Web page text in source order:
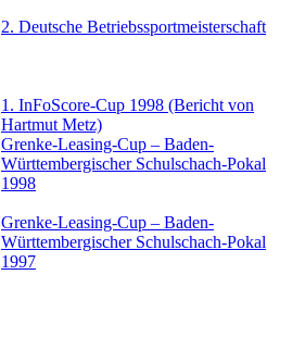
2. Deutsche Betriebssportmeisterschaft
1. InFoScore-Cup 1998 (Bericht von
Hartmut Metz)
Grenke-Leasing-Cup – Baden-
Württembergischer Schulschach-Pokal
1998
Grenke-Leasing-Cup – Baden-
Württembergischer Schulschach-Pokal
1997